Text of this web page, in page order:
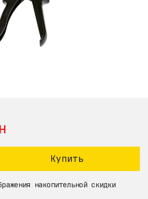
Купить
накопительной скидки